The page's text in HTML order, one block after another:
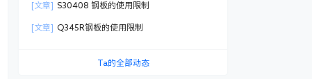
[文章] S30408 钢板的使用限制
[文章] Q345R钢板的使用限制
Ta的全部动态